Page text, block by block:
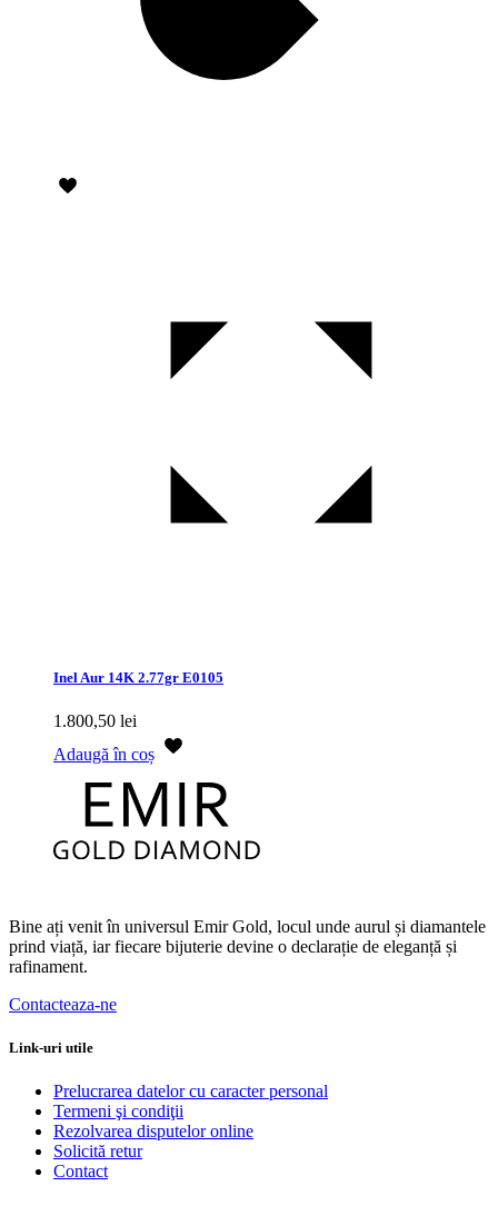
Inel Aur 14K 2.77gr E0105
1.800,50 lei
Adaugă în coș
Bine ați venit în universul Emir Gold, locul unde aurul și diamantele
prind viață, iar fiecare bijuterie devine o declarație de eleganță și
rafinament.
Contacteaza-ne
Link-uri utile
Prelucrarea datelor cu caracter personal
Termeni şi condiţii
Rezolvarea disputelor online
Solicită retur
Contact